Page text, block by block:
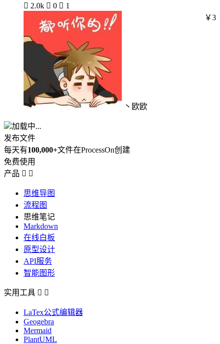
 2.0k  0  1
丶欧欧
￥3
加载中...
发布文件
每天有100,000+文件在ProcessOn创建
免费使用
产品  
思维导图
流程图
思维笔记
Markdown
在线白板
原型设计
API服务
智能图形
实用工具  
LaTex公式编辑器
Geogebra
Mermaid
PlantUML